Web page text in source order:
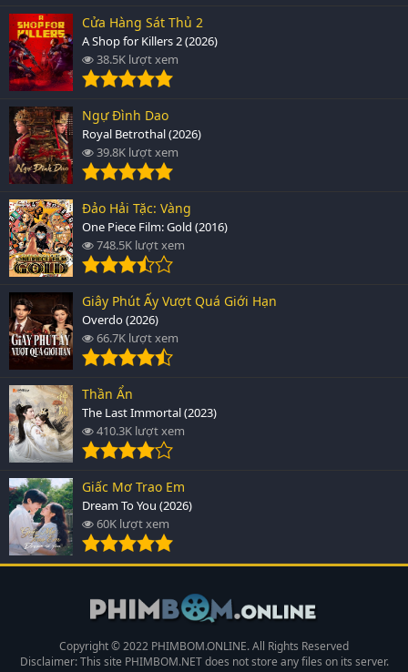
Cửa Hàng Sát Thủ 2
A Shop for Killers 2 (2026)
38.5K lượt xem
Ngự Đình Dao
Royal Betrothal (2026)
39.8K lượt xem
Đảo Hải Tặc: Vàng
One Piece Film: Gold (2016)
748.5K lượt xem
Giây Phút Ấy Vượt Quá Giới Hạn
Overdo (2026)
66.7K lượt xem
Thần Ẩn
The Last Immortal (2023)
410.3K lượt xem
Giấc Mơ Trao Em
Dream To You (2026)
60K lượt xem
Copyright © 2022 PHIMBOM.ONLINE. All Rights Reserved
Disclaimer: This site PHIMBOM.NETdoes not store any files on its server.